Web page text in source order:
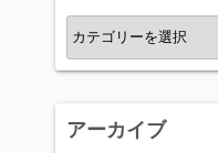
カ
テ
ー
アーカイブ